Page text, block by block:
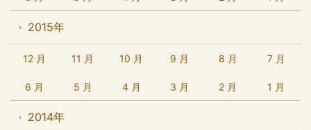
2015年
12 月 11 月 10 月 9 月 8 月 7 月
6 月 5 月 4 月 3 月 2 月 1 月
2014年